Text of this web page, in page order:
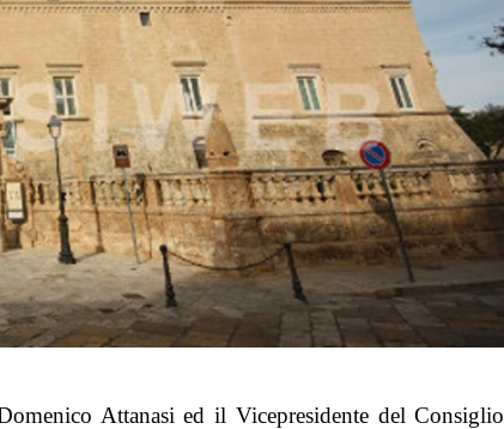
Attanasi ed il Vicepresidente del Consiglio